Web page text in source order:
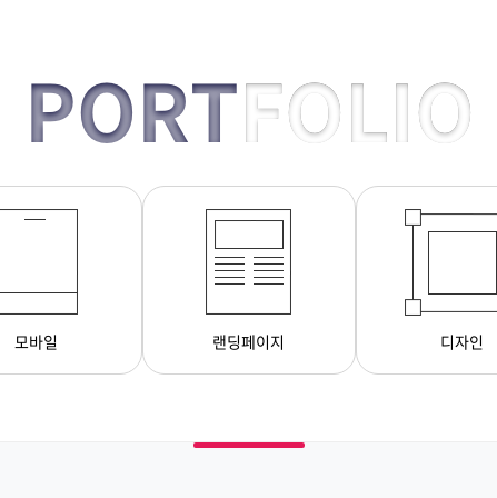
PORTFOLIO
모바일 랜딩페이지 디자인